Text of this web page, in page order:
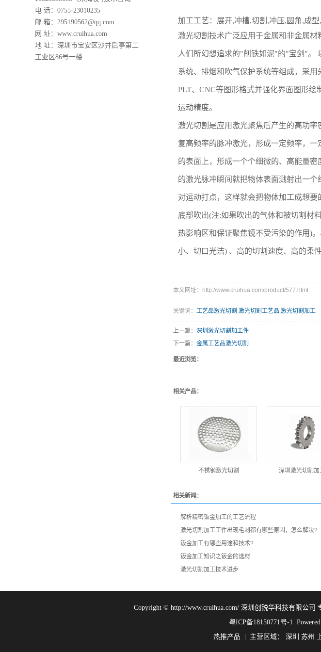
电 话：0755-23010235
邮 箱：295190562@qq.com
网 址： www.cruihua.com
地 址：深圳市宝安区沙井后亭第二
工业区86号一楼
加工工艺：展开,冲槽,切割,冲压,圆角,成
激光切割技术广泛应用于金属和非金属
人们所幻想追求的"削铁如泥"的"宝剑"。
系统、排烟和吹气保护系统等组成，采
PLT、CNC等图形格式并强化界面图形
运动精度。
激光切割是应用激光聚焦后产生的高功
复高频率的脉冲激光，形成一定频率，
的表面上，形成一个个细微的、高能量
的激光脉冲瞬间就把物体表面溅射出一
对运动打点，这样就会把物体加工成想
底部吹出(注:如果吹出的气体和被切割材
热影响区和保证聚焦镜不受污染的作用)
小、切口光洁) 、高的切割速度、高的柔
本文网址：http://www.cruihua.com/product/577.html
关键词： 工艺品激光切割 ,激光切割工艺品,激光切割加工
上一篇： 深圳激光切割加工件
下一篇： 金属工艺品激光切割
最近浏览：
相关产品：
不锈钢激光切割 深圳激光切割加
相关新闻：
解析精密钣金加工的工艺流程
激光切割加工工件出现毛刺都有哪些原因，怎么解决?
钣金加工有哪些用途和技术?
钣金加工知识之钣金的选材
激光切割加工技术进步
Copyright © http://www.cruihua.com/ 深圳创锐华科技有限公司
粤ICP备18150771号-1
热推产品 | 主营区域： 深圳 苏州